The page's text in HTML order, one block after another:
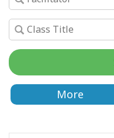
概
要
More